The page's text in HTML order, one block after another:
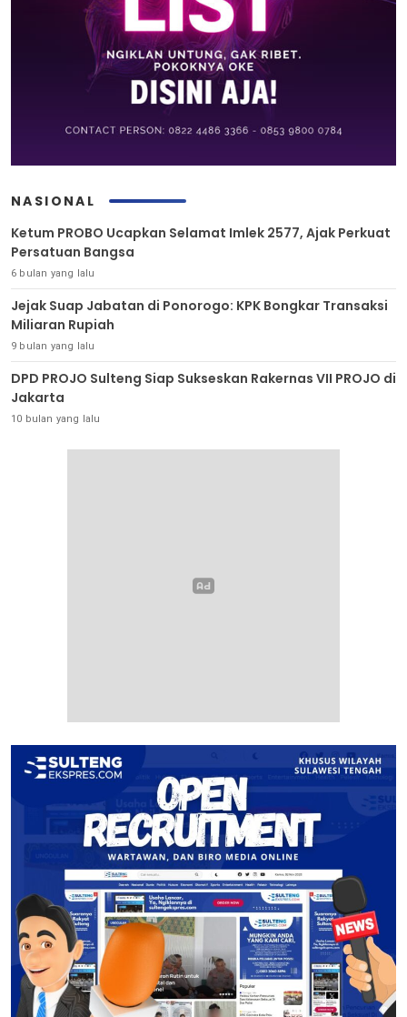
NASIONAL
Ketum PROBO Ucapkan Selamat Imlek 2577, Ajak Perkuat
Persatuan Bangsa
6 bulan yang lalu
Jejak Suap Jabatan di Ponorogo: KPK Bongkar Transaksi
Miliaran Rupiah
9 bulan yang lalu
DPD PROJO Sulteng Siap Sukseskan Rakernas VII PROJO di
Jakarta
10 bulan yang lalu